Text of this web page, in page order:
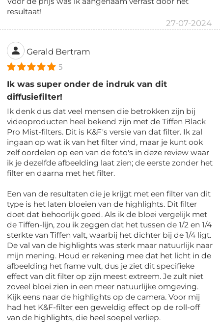
resultaat!
27-07-2024
Gerald Bertram
5
Ik was super onder de indruk van dit
diffusiefilter!
Ik denk dus dat veel mensen die betrokken zijn bij
videoproducten heel bekend zijn met de Tiffen Black
Pro Mist-filters. Dit is K&F's versie van dat filter. Ik zal
ingaan op wat ik van het filter vind, maar je kunt ook
zelf oordelen op een van de foto's in deze review waar
ik je dezelfde afbeelding laat zien; de eerste zonder het
filter en daarna met het filter.
Een van de resultaten die je krijgt met een filter van dit
type is het laten bloeien van de highlights. Dit filter
doet dat behoorlijk goed. Als ik de bloei vergelijk met
de Tiffen-lijn, zou ik zeggen dat het tussen de 1/2 en 1/4
sterkte van Tiffen valt, waarbij het dichter bij de 1/4 ligt.
De val van de highlights was sterk maar natuurlijk naar
mijn mening. Houd er rekening mee dat het licht in de
afbeelding het frame vult, dus je ziet dit specifieke
effect van dit filter op zijn meest extreem. Je zult niet
zoveel bloei zien in een meer natuurlijke omgeving.
Kijk eens naar de highlights op de camera. Voor mij
had het K&F-filter een geweldig effect op de roll-off
van de highlights, die heel soepel verliep.